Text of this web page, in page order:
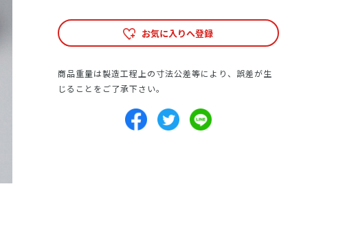
お気に入りへ登録
商品重量は製造工程上の寸法公差等により、誤差が生
じることをご了承下さい。